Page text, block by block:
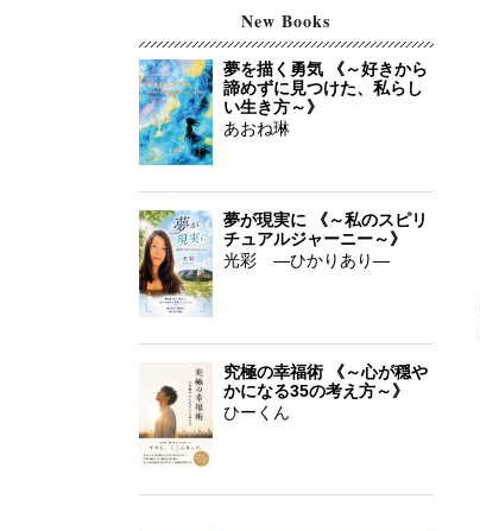
New Books
夢を描く勇気 《～好きから
諦めずに見つけた、私らし
い生き方～》
あおね琳
夢が現実に 《～私のスピリ
チュアルジャーニー～》
光彩 ―ひかりあり―
究極の幸福術 《～心が穏や
かになる35の考え方～》
ひーくん